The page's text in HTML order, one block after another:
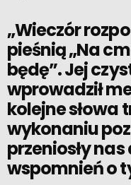
„Wieczór
pieśnią „Na
będę”. Jej
wprowadził
kolejne słowa
wykonaniu
przeniosły
wspomnień o